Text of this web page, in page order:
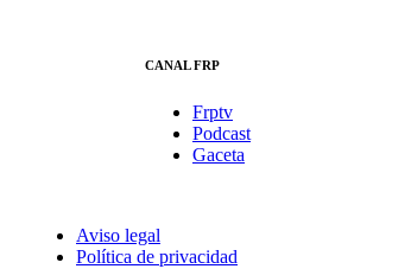
CANAL FRP
Frptv
Podcast
Gaceta
Aviso legal
Política de privacidad